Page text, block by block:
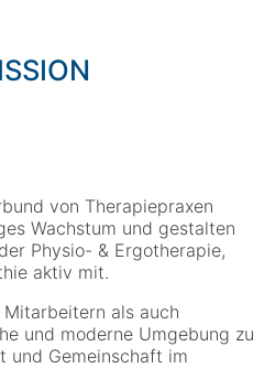
von Therapiepraxen
Wachstum und gestalten
Physio- & Ergotherapie,
aktiv mit.
als auch
und moderne Umgebung zu
und Gemeinschaft im